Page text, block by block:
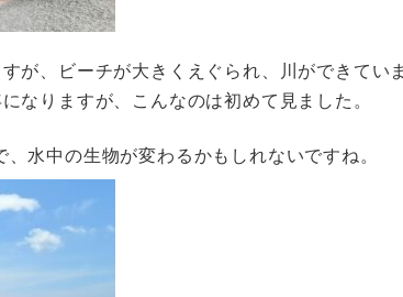
が、ビーチが大きくえぐられ、川ができてい
なりますが、こんなのは初めて見ました。
水中の生物が変わるかもしれないですね。